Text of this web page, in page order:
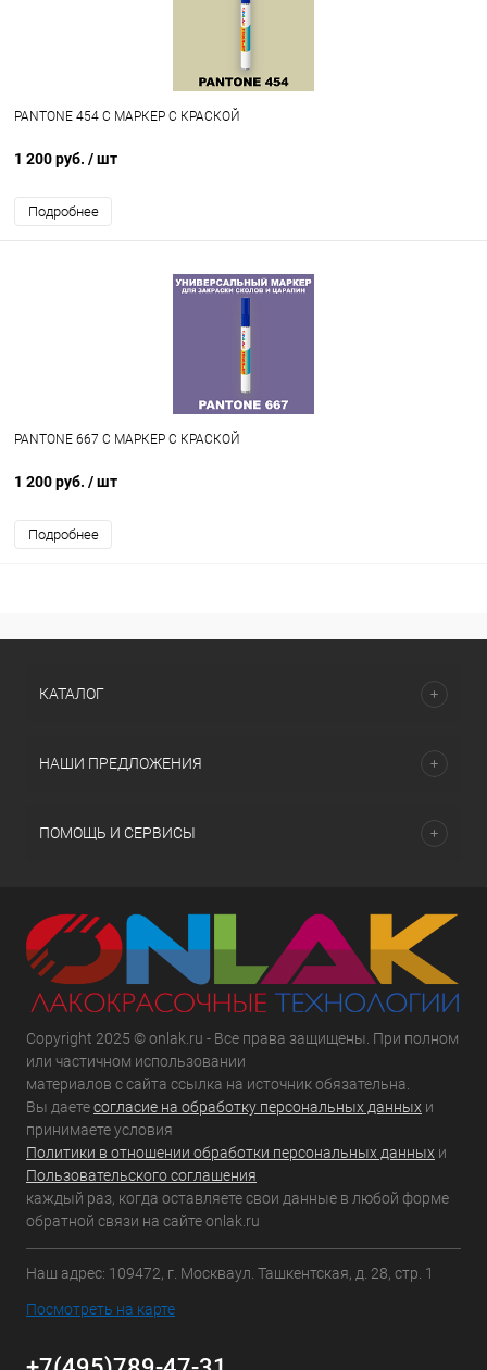
PANTONE 454 C МАРКЕР С КРАСКОЙ
1 200 руб. / шт
Подробнее
PANTONE 667 C МАРКЕР С КРАСКОЙ
1 200 руб. / шт
Подробнее
КАТАЛОГ
НАШИ ПРЕДЛОЖЕНИЯ
ПОМОЩЬ И СЕРВИСЫ
Copyright 2025 © onlak.ru - Все права защищены. При полном
или частичном использовании
материалов с сайта ссылка на источник обязательна.
Вы даетесогласие на обработку персональных данных и
принимаете условия
Политики в отношении обработки персональных данных и
Пользовательского соглашения
каждый раз, когда оставляете свои данные в любой форме
обратной связи на сайте onlak.ru
Наш адрес: 109472, г. Москваул. Ташкентская, д. 28, стр. 1
Посмотреть на карте